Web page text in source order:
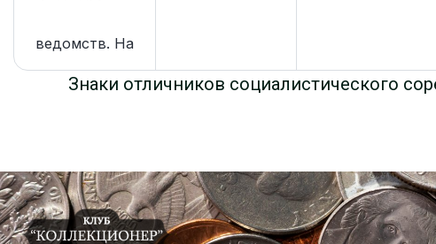
ведомств. На
Знаки отличников социалистического